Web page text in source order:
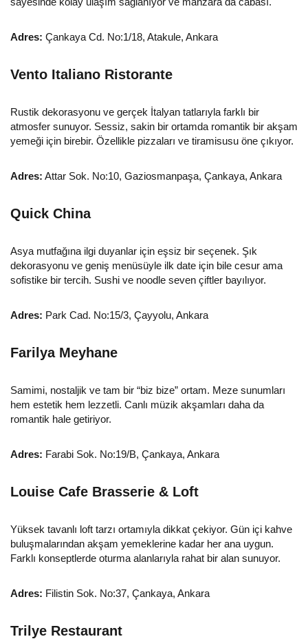
Adres: Çankaya Cd. No:1/18, Atakule, Ankara
Vento Italiano Ristorante
Rustik dekorasyonu ve gerçek İtalyan tatlarıyla farklı bir
atmosfer sunuyor. Sessiz, sakin bir ortamda romantik bir akşam
yemeği için birebir. Özellikle pizzaları ve tiramisusu öne çıkıyor.
Adres: Attar Sok. No:10, Gaziosmanpaşa, Çankaya, Ankara
Quick China
Asya mutfağına ilgi duyanlar için eşsiz bir seçenek. Şık
dekorasyonu ve geniş menüsüyle ilk date için bile cesur ama
sofistike bir tercih. Sushi ve noodle seven çiftler bayılıyor.
Adres: Park Cad. No:15/3, Çayyolu, Ankara
Farilya Meyhane
Samimi, nostaljik ve tam bir “biz bize” ortam. Meze sunumları
hem estetik hem lezzetli. Canlı müzik akşamları daha da
romantik hale getiriyor.
Adres: Farabi Sok. No:19/B, Çankaya, Ankara
Louise Cafe Brasserie & Loft
Yüksek tavanlı loft tarzı ortamıyla dikkat çekiyor. Gün içi kahve
buluşmalarından akşam yemeklerine kadar her ana uygun.
Farklı konseptlerde oturma alanlarıyla rahat bir alan sunuyor.
Adres: Filistin Sok. No:37, Çankaya, Ankara
Trilye Restaurant